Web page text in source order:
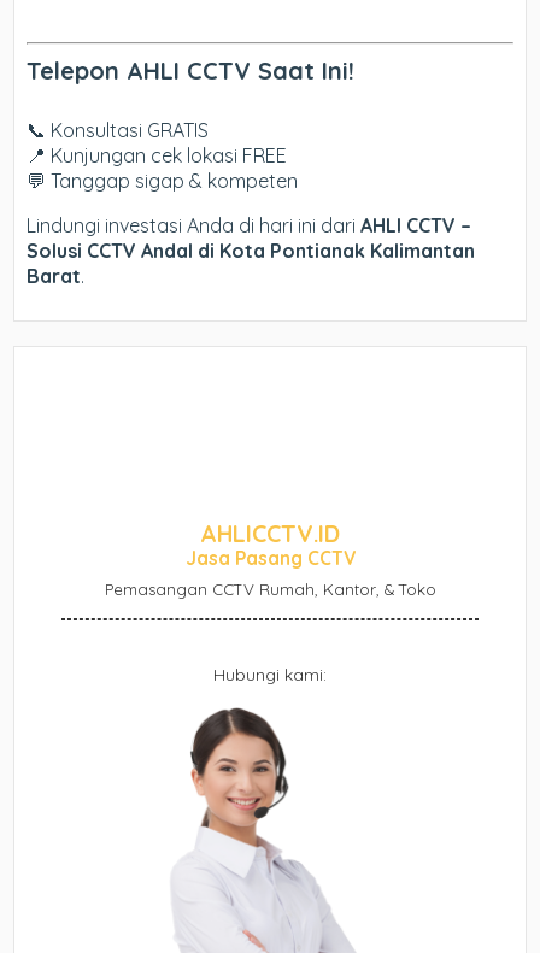
Telepon AHLI CCTV Saat Ini!
📞 Konsultasi GRATIS
📍 Kunjungan cek lokasi FREE
💬 Tanggap sigap & kompeten
Lindungi investasi Anda di hari ini dariAHLI CCTV –
Solusi CCTV Andal di Kota Pontianak Kalimantan
Barat.
AHLICCTV.ID
Jasa Pasang CCTV
Pemasangan CCTV Rumah, Kantor, & Toko
Hubungi kami: